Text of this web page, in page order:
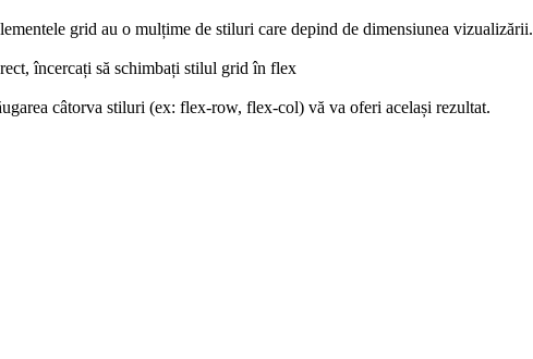
grid au o mulțime de stiluri care depind de dimensiunea vizualizării.
încercați să schimbați stilul grid în flex
câtorva stiluri (ex: flex-row, flex-col) vă va oferi același rezultat.